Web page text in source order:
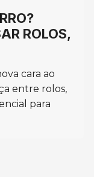
ROLOS,
cara ao
entre rolos,
para